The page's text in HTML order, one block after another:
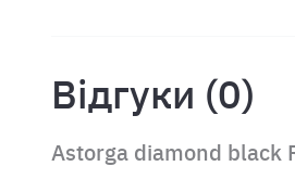
Відгуки (0)
Astorga diamond black